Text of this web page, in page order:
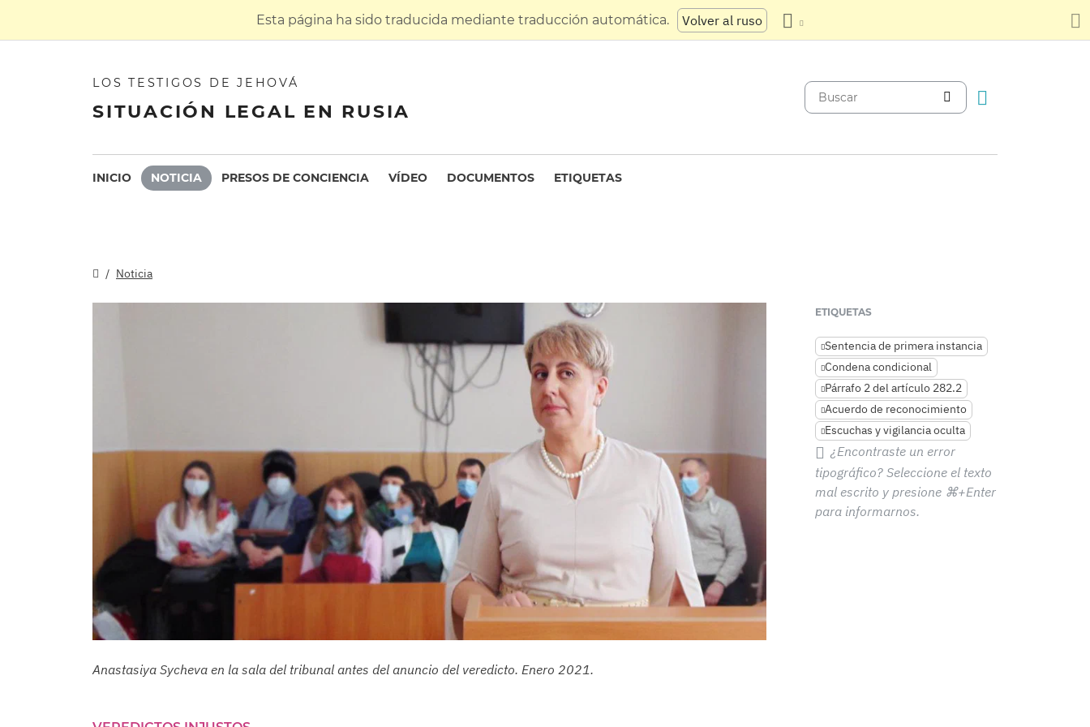
Esta página ha sido traducida mediante traducción automática. Volver al ruso
LOS TESTIGOS DE JEHOVÁ
SITUACIÓN LEGAL EN RUSIA
INICIO NOTICIA PRESOS DE CONCIENCIA VÍDEO DOCUMENTOS ETIQUETAS
Noticia
Anastasiya Sycheva en la sala del tribunal antes del anuncio del veredicto. Enero 2021.
ETIQUETAS
Sentencia de primera instancia
Condena condicional
Párrafo 2 del artículo 282.2
Acuerdo de reconocimiento
Escuchas y vigilancia oculta
¿Encontraste un error
tipográfico? Seleccione el texto
mal escrito y presione ⌘+Enter
para informarnos.